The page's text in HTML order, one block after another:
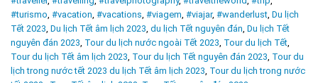
#turismo, #vacation, #vacations, #viagem, #viajar, #wanderlust, Du lịch
Tết 2023, Du lịch Tết âm lịch 2023, du lịch Tết nguyên đán, Du lịch Tết
nguyên đán 2023, Tour du lịch nước ngoài Tết 2023, Tour du lịch Tết,
Tour du lịch Tết âm lịch 2023, Tour du lịch Tết nguyên đán 2023, Tour du
lịch trong nước tết 2023 du lịch Tết âm lịch 2023, Tour du lịch trong nước